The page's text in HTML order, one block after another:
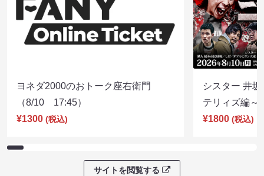
ヨネダ2000のおトーク座右衛門
（8/10 17:45）
¥1300 (税込)
シスター 井
テリィズ編
¥1800 (税込)
サイトを閲覧する